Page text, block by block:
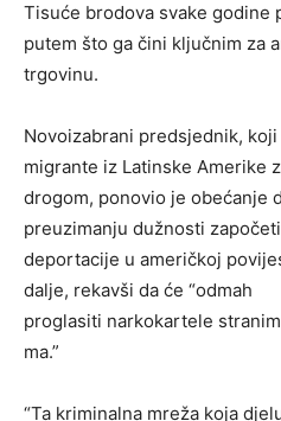
Tisuće brodova svake godine
putem što ga čini ključnim za
trgovinu.
Novoizabrani predsjednik,
migrante iz Latinske Amerike
drogom, ponovio je obećanje
preuzimanju dužnosti
deportacije u američkoj
dalje, rekavši da će “odmah
proglasiti narkokartele
ma.”
“Ta kriminalna mreža koja